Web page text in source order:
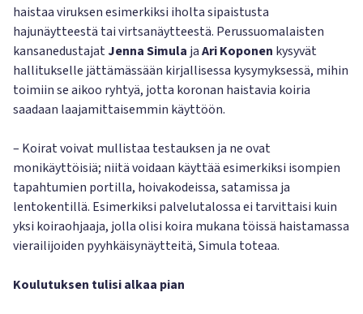
haistaa viruksen esimerkiksi iholta sipaistusta
hajunäytteestä tai virtsanäytteestä. Perussuomalaisten
kansanedustajatJenna Simula jaAri Koponen kysyvät
hallitukselle jättämässään kirjallisessa kysymyksessä, mihin
toimiin se aikoo ryhtyä, jotta koronan haistavia koiria
saadaan laajamittaisemmin käyttöön.
– Koirat voivat mullistaa testauksen ja ne ovat
monikäyttöisiä; niitä voidaan käyttää esimerkiksi isompien
tapahtumien portilla, hoivakodeissa, satamissa ja
lentokentillä. Esimerkiksi palvelutalossa ei tarvittaisi kuin
yksi koiraohjaaja, jolla olisi koira mukana töissä haistamassa
vierailijoiden pyyhkäisynäytteitä, Simula toteaa.
Koulutuksen tulisi alkaa pian